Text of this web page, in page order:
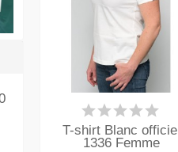
EN STOCK
T-shirt Blanc officiel
1336 Femme